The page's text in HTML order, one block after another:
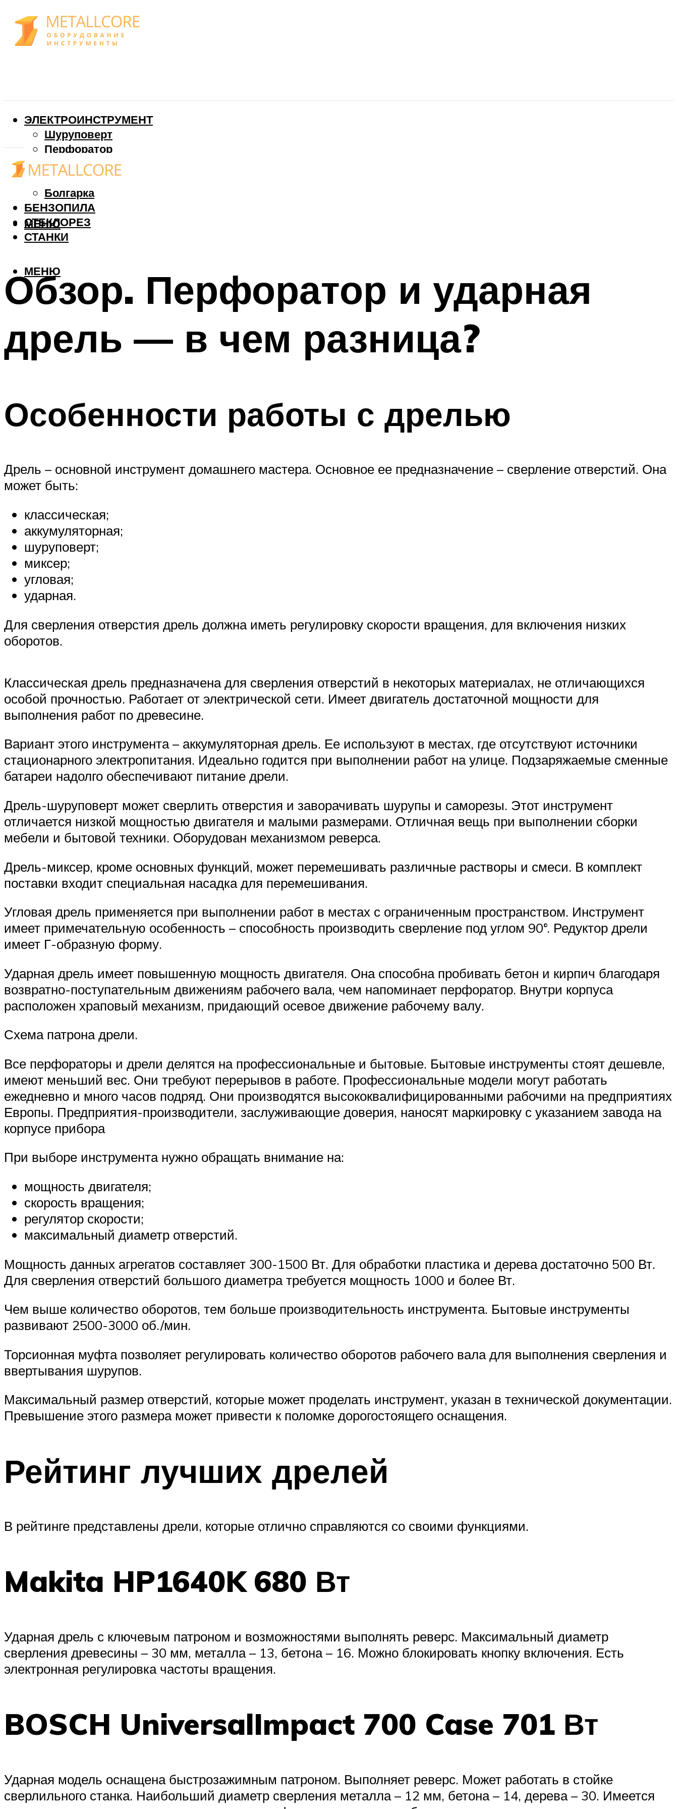
ЭЛЕКТРОИНСТРУМЕНТ
Шуруповерт
Перфоратор
Дрель
Фрезер
Болгарка
БЕНЗОПИЛА
СТЕКЛОРЕЗ
СТАНКИ
МЕНЮ
МЕНЮ
Обзор. Перфоратор и ударная
дрель — в чем разница?
Особенности работы с дрелью
Дрель – основной инструмент домашнего мастера. Основное ее предназначение – сверление отверстий. Она
может быть:
классическая;
аккумуляторная;
шуруповерт;
миксер;
угловая;
ударная.
Для сверления отверстия дрель должна иметь регулировку скорости вращения, для включения низких
оборотов.
Классическая дрель предназначена для сверления отверстий в некоторых материалах, не отличающихся
особой прочностью. Работает от электрической сети. Имеет двигатель достаточной мощности для
выполнения работ по древесине.
Вариант этого инструмента – аккумуляторная дрель. Ее используют в местах, где отсутствуют источники
стационарного электропитания. Идеально годится при выполнении работ на улице. Подзаряжаемые сменные
батареи надолго обеспечивают питание дрели.
Дрель-шуруповерт может сверлить отверстия и заворачивать шурупы и саморезы. Этот инструмент
отличается низкой мощностью двигателя и малыми размерами. Отличная вещь при выполнении сборки
мебели и бытовой техники. Оборудован механизмом реверса.
Дрель-миксер, кроме основных функций, может перемешивать различные растворы и смеси. В комплект
поставки входит специальная насадка для перемешивания.
Угловая дрель применяется при выполнении работ в местах с ограниченным пространством. Инструмент
имеет примечательную особенность – способность производить сверление под углом 90°. Редуктор дрели
имеет Г-образную форму.
Ударная дрель имеет повышенную мощность двигателя. Она способна пробивать бетон и кирпич благодаря
возвратно-поступательным движениям рабочего вала, чем напоминает перфоратор. Внутри корпуса
расположен храповый механизм, придающий осевое движение рабочему валу.
Схема патрона дрели.
Все перфораторы и дрели делятся на профессиональные и бытовые. Бытовые инструменты стоят дешевле,
имеют меньший вес. Они требуют перерывов в работе. Профессиональные модели могут работать
ежедневно и много часов подряд. Они производятся высококвалифицированными рабочими на предприятиях
Европы. Предприятия-производители, заслуживающие доверия, наносят маркировку с указанием завода на
корпусе прибора
При выборе инструмента нужно обращать внимание на:
мощность двигателя;
скорость вращения;
регулятор скорости;
максимальный диаметр отверстий.
Мощность данных агрегатов составляет 300-1500 Вт. Для обработки пластика и дерева достаточно 500 Вт.
Для сверления отверстий большого диаметра требуется мощность 1000 и более Вт.
Чем выше количество оборотов, тем больше производительность инструмента. Бытовые инструменты
развивают 2500-3000 об./мин.
Торсионная муфта позволяет регулировать количество оборотов рабочего вала для выполнения сверления и
ввертывания шурупов.
Максимальный размер отверстий, которые может проделать инструмент, указан в технической документации.
Превышение этого размера может привести к поломке дорогостоящего оснащения.
Рейтинг лучших дрелей
В рейтинге представлены дрели, которые отлично справляются со своими функциями.
Makita HP1640K 680 Вт
Ударная дрель с ключевым патроном и возможностями выполнять реверс. Максимальный диаметр
сверления древесины – 30 мм, металла – 13, бетона – 16. Можно блокировать кнопку включения. Есть
электронная регулировка частоты вращения.
BOSCH UniversalImpact 700 Case 701 Вт
Ударная модель оснащена быстрозажимным патроном. Выполняет реверс. Может работать в стойке
сверлильного станка. Наибольший диаметр сверления металла – 12 мм, бетона – 14, дерева – 30. Имеется